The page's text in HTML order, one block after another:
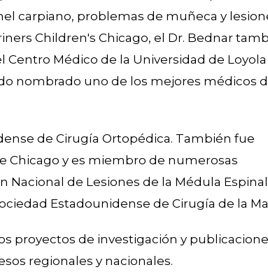
carpiano, problemas de muñeca y
Children's Chicago, el Dr. Bednar
Médico de la Universidad de Loyola
nombrado uno de los mejores médicos
de Cirugía Ortopédica. También fue
Chicago y es miembro de numerosas
Nacional de Lesiones de la Médula
Estadounidense de Cirugía de la
proyectos de investigación y
regionales y nacionales.